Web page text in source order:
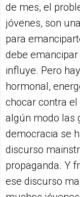
de mes, el
jóvenes, son
para
debe
influye. Pero
hormonal,
chocar contra
algún modo las
democracia se
discurso
propaganda. Y
ese discurso